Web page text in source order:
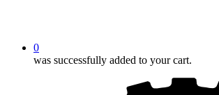
0
was successfully added to your cart.